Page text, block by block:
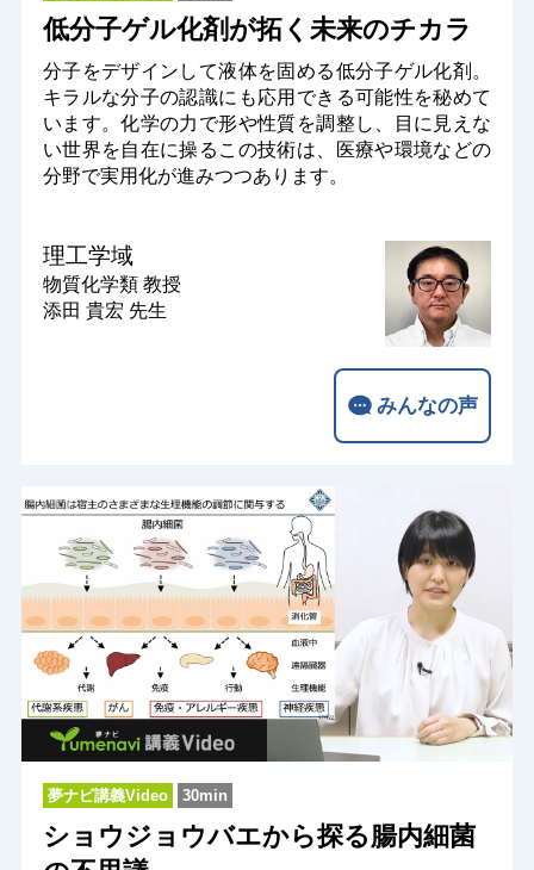
低分子ゲル化剤が拓く未来のチカラ
分子をデザインして液体を固める低分子ゲル化剤。
キラルな分子の認識にも応用できる可能性を秘めて
います。化学の力で形や性質を調整し、目に見えな
い世界を自在に操るこの技術は、医療や環境などの
分野で実用化が進みつつあります。
理工学域
物質化学類 教授
添田 貴宏 先生
みんなの声
夢ナビ講義Video 30min
ショウジョウバエから探る腸内細菌